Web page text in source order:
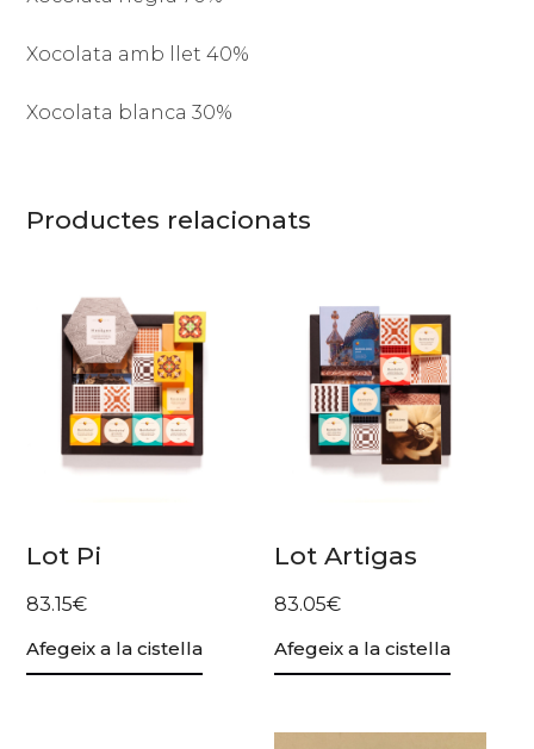
Xocolata amb llet 40%
Xocolata blanca 30%
Productes relacionats
Lot Pi
83.15€
Afegeix a la cistella
Lot Artigas
83.05€
Afegeix a la cistella